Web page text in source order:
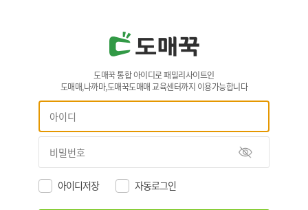
도매꾹 통합 아이디로 패밀리사이트인
도매매,나까마,도매꾹도매매 교육센터까지 이용가능합니다
아이디저장 자동로그인